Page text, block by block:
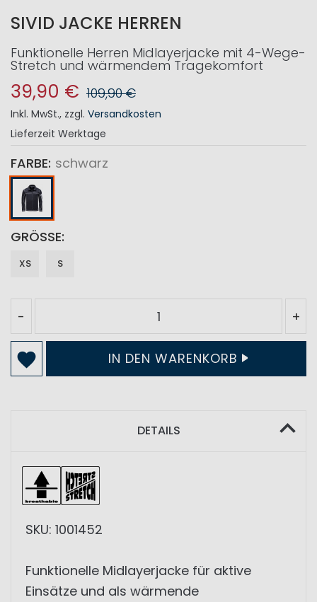
SIVID JACKE HERREN
Funktionelle Herren Midlayerjacke mit 4-Wege-
Stretch und wärmendem Tragekomfort
39,90 € 109,90 €
Inkl. MwSt., zzgl. Versandkosten
Lieferzeit Werktage
FARBE schwarz
GRÖSSE
XS S
- +
IN DEN WARENKORB
DETAILS
SKU: 1001452
Funktionelle Midlayerjacke für aktive
Einsätze und als wärmende